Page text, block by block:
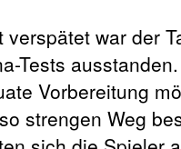
verspätet war der
Tests
Vorbereitung
strengen Weg